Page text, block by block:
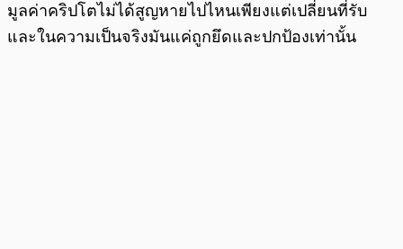
มูลค่าคริปโตไม่ได้สูญหายไปไหนเพียงแต่เปลี่ยนที่รับ
และในความเป็นจริงมันแค่ถูกยึดและปกป้องเท่านั้น